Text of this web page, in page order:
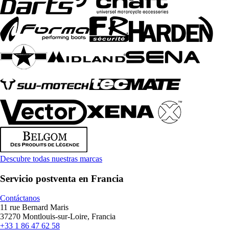
Descubre todas nuestras marcas
Servicio postventa en Francia
Contáctanos
11 rue Bernard Maris
37270 Montlouis-sur-Loire, Francia
+33 1 86 47 62 58